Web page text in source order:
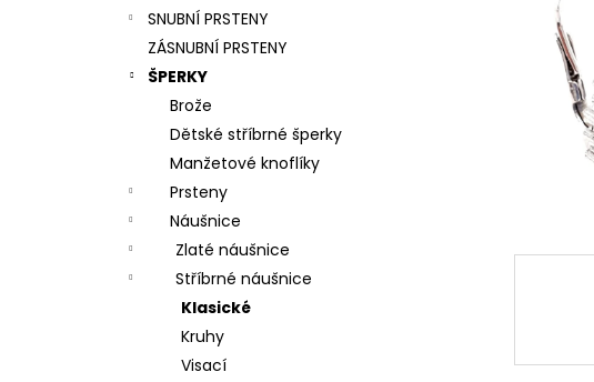
SNUBNÍ PRSTENY
ZÁSNUBNÍ PRSTENY
ŠPERKY
Brože
Dětské stříbrné šperky
Manžetové knoflíky
Prsteny
Náušnice
Zlaté náušnice
Stříbrné náušnice
Klasické
Kruhy
Visací